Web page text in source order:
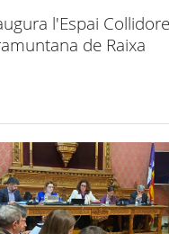
l'Espai
de Raixa